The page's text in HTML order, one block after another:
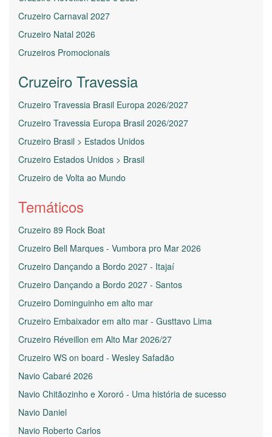
Cruzeiro Carnaval 2027
Cruzeiro Natal 2026
Cruzeiros Promocionais
Cruzeiro Travessia
Cruzeiro Travessia Brasil Europa 2026/2027
Cruzeiro Travessia Europa Brasil 2026/2027
Cruzeiro Brasil > Estados Unidos
Cruzeiro Estados Unidos > Brasil
Cruzeiro de Volta ao Mundo
Temáticos
Cruzeiro 89 Rock Boat
Cruzeiro Bell Marques - Vumbora pro Mar 2026
Cruzeiro Dançando a Bordo 2027 - Itajaí
Cruzeiro Dançando a Bordo 2027 - Santos
Cruzeiro Dominguinho em alto mar
Cruzeiro Embaixador em alto mar - Gusttavo Lima
Cruzeiro Réveillon em Alto Mar 2026/27
Cruzeiro WS on board - Wesley Safadão
Navio Cabaré 2026
Navio Chitãozinho e Xororó - Uma história de sucesso
Navio Daniel
Navio Roberto Carlos